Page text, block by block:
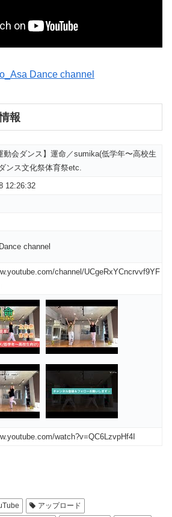
Dance channel
報
動会ダンス】運命／sumika(低学年〜高校生
ンス文化祭体育祭etc.
12:26:32
channel
channel/UCgeRxYCncrvvf9YF
watch?v=QC6LzvpHf4I
アップロード